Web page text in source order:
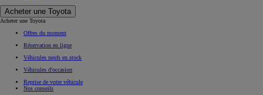
Acheter une Toyota
Acheter une Toyota
Offres du moment
Réservation en ligne
Véhicules neufs en stock
Véhicules d'occasion
Reprise de votre véhicule
Nos conseils